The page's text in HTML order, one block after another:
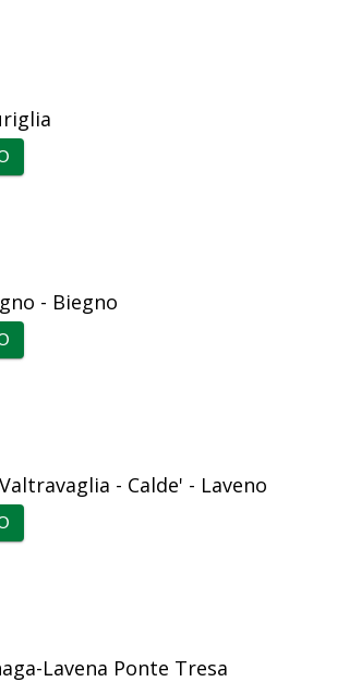
- Biegno
- Calde' - Laveno
Lavena Ponte Tresa